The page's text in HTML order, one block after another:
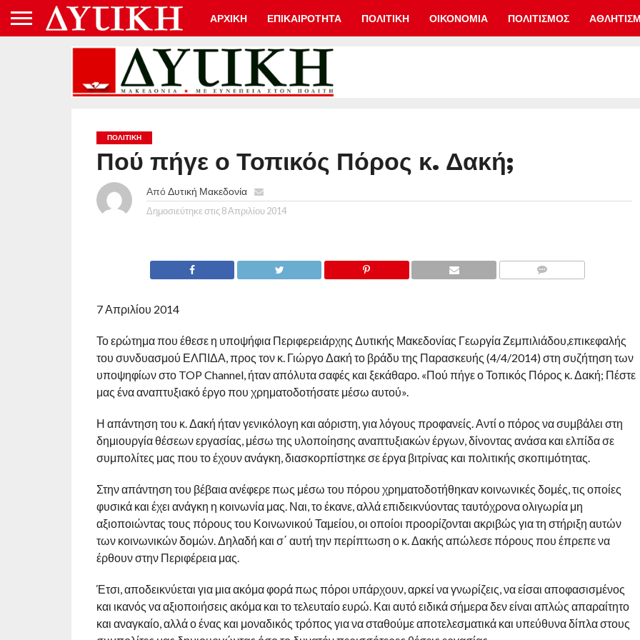
ΑΡΧΙΚΗ ΕΠΙΚΑΙΡΟΤΗΤΑ ΠΟΛΙΤΙΚΗ ΟΙΚΟΝΟΜΙΑ ΠΟΛΙΤΙΣΜΟΣ
ΠΟΛΙΤΙΚΉ
Πού πήγε ο Τοπικός Πόρος κ. Δακή;
ΑπόΔυτική Μακεδονία
Δημοσιεύτηκε στις 8 Απριλίου 2014
7 Απριλίου 2014
Το ερώτημα που έθεσε η υποψήφια Περιφερειάρχης Δυτικής Μακεδονίας Γεωργία Ζεμπιλιάδου,επικεφαλής
του συνδυασμού ΕΛΠΙΔΑ, προς τον κ. Γιώργο Δακή το βράδυ της Παρασκευής (4/4/2014) στη συζήτηση των
υποψηφίων στο TOP Channel, ήταν απόλυτα σαφές και ξεκάθαρο. «Πού πήγε ο Τοπικός Πόρος κ. Δακή; Πέστε
μας ένα αναπτυξιακό έργο που χρηματοδοτήσατε μέσω αυτού».
Η απάντηση του κ. Δακή ήταν γενικόλογη και αόριστη, για λόγους προφανείς. Αντί ο πόρος να συμβάλει στη
δημιουργία θέσεων εργασίας, μέσω της υλοποίησης αναπτυξιακών έργων, δίνοντας ανάσα και ελπίδα σε
συμπολίτες μας που το έχουν ανάγκη, διασκορπίστηκε σε έργα βιτρίνας και πολιτικής σκοπιμότητας.
Στην απάντηση του βέβαια ανέφερε πως μέσω του πόρου χρηματοδοτήθηκαν κοινωνικές δομές, τις οποίες
φυσικά και έχει ανάγκη η κοινωνία μας. Ναι, το έκανε, αλλά επιδεικνύοντας ταυτόχρονα ολιγωρία μη
αξιοποιώντας τους πόρους του Κοινωνικού Ταμείου, οι οποίοι προορίζονται ακριβώς για τη στήριξη αυτών
των κοινωνικών δομών. Δηλαδή και σ΄ αυτή την περίπτωση ο κ. Δακής απώλεσε πόρους που έπρεπε να
έρθουν στην Περιφέρεια μας.
Έτσι, αποδεικνύεται για μια ακόμα φορά πως πόροι υπάρχουν, αρκεί να γνωρίζεις, να είσαι αποφασισμένος
και ικανός να αξιοποιήσεις ακόμα και το τελευταίο ευρώ. Και αυτό ειδικά σήμερα δεν είναι απλώς απαραίτητο
και αναγκαίο, αλλά ο ένας και μοναδικός τρόπος για να σταθούμε αποτελεσματικά και υπεύθυνα δίπλα στους